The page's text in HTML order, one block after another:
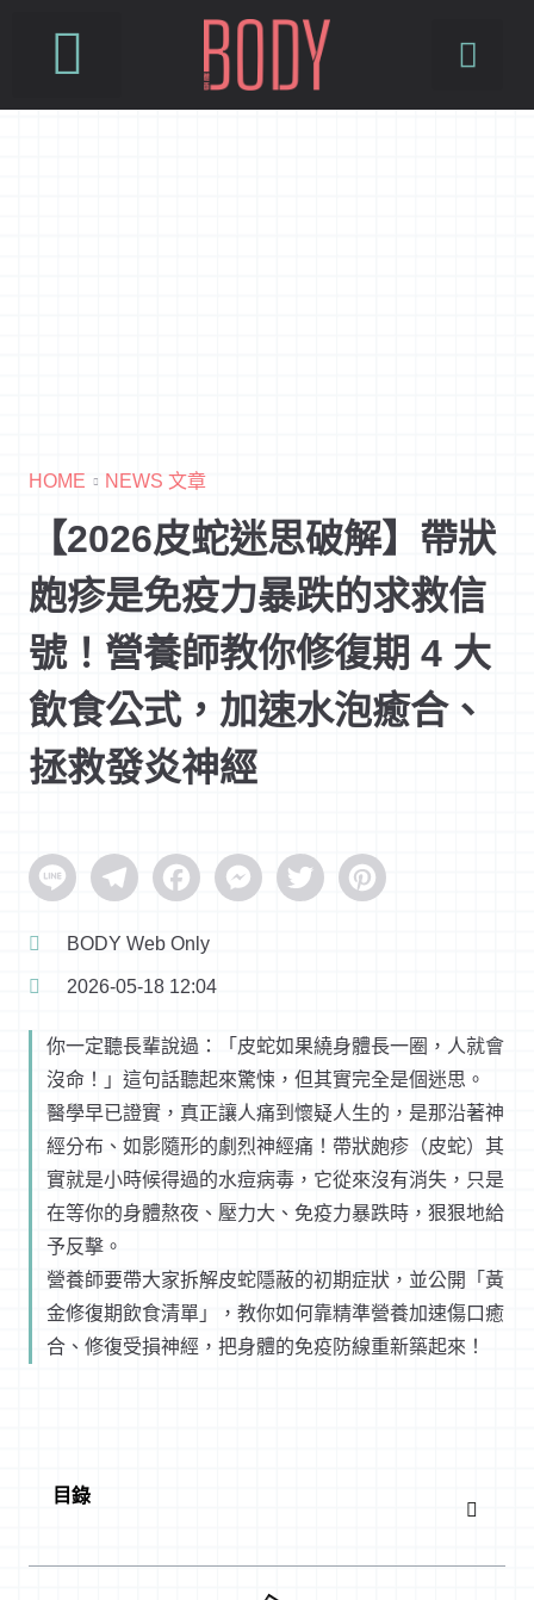
HOME NEWS 文章
【2026皮蛇迷思破解】帶狀
皰疹是免疫力暴跌的求救信
號！營養師教你修復期 4 大
飲食公式，加速水泡癒合、
拯救發炎神經
Line TelegramFacebookMessenger
Twitter Pinterest
BODY Web Only
2026-05-18 12:04
你一定聽長輩說過：「皮蛇如果繞身體長一圈，人就會
沒命！」這句話聽起來驚悚，但其實完全是個迷思。
醫學早已證實，真正讓人痛到懷疑人生的，是那沿著神
經分布、如影隨形的劇烈神經痛！帶狀皰疹（皮蛇）其
實就是小時候得過的水痘病毒，它從來沒有消失，只是
在等你的身體熬夜、壓力大、免疫力暴跌時，狠狠地給
予反擊。
營養師要帶大家拆解皮蛇隱蔽的初期症狀，並公開「黃
金修復期飲食清單」，教你如何靠精準營養加速傷口癒
合、修復受損神經，把身體的免疫防線重新築起來！
目錄